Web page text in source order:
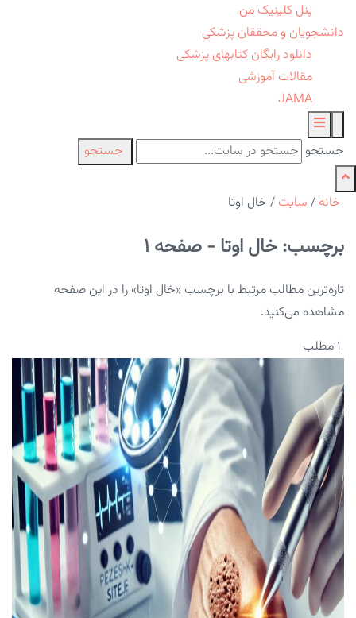
پنل کلینیک من
دانشجویان و محققان پزشکی
دانلود رایگان کتابهای پزشکی
مقالات آموزشی
JAMA
جستجو جستجو
خانه / سایت / خال اوتا
برچسب: خال اوتا - صفحه 1
تازه‌ترین مطالب مرتبط با برچسب «خال اوتا» را در این صفحه
مشاهده می‌کنید.
۱ مطلب